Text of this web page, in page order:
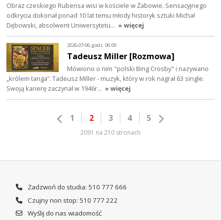
Obraz czeskiego Rubensa wisi w kościele w Żabowie. Sensacyjnego
odkrycia dokonał ponad 10 lat temu młody historyk sztuki Michał
Dębowski, absolwent Uniwersytetu… » więcej
2026-07-06, godz. 06:00
Tadeusz Miller [Rozmowa]
Mówiono o nim "polski Bing Crosby" i nazywano
„królem tanga”. Tadeusz Miller - muzyk, który w rok nagrał 63 single.
Swoją karierę zaczynał w 1946r… » więcej
1 2 3 4 5
2091 na 210 stronach
Zadzwoń do studia: 510 777 666
Czujny non stop: 510 777 222
Wyślij do nas wiadomość